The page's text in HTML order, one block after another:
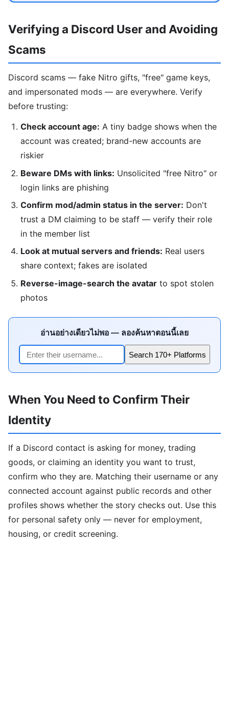
Verifying a Discord User and Avoiding
Scams
Discord scams — fake Nitro gifts, "free" game keys,
and impersonated mods — are everywhere. Verify
before trusting:
Check account age: A tiny badge shows when the
account was created; brand-new accounts are
riskier
Beware DMs with links: Unsolicited "free Nitro" or
login links are phishing
Confirm mod/admin status in the server: Don't
trust a DM claiming to be staff — verify their role
in the member list
Look at mutual servers and friends: Real users
share context; fakes are isolated
Reverse-image-search the avatar to spot stolen
photos
อ่านอย่างเดียวไม่พอ — ลองค้นหาตอนนี้เลย
Search 170+ Platforms
When You Need to Confirm Their
Identity
If a Discord contact is asking for money, trading
goods, or claiming an identity you want to trust,
confirm who they are. Matching their username or any
connected account against public records and other
profiles shows whether the story checks out. Use this
for personal safety only — never for employment,
housing, or credit screening.